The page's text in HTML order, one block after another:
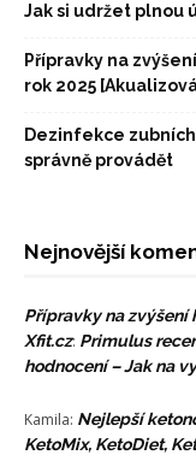
Jak si udržet plnou
Přípravky na
rok 2025
Dezinfekce
správně provádět
Nejnovější
Přípravky na zvýšení
Xfit.cz: Primulus
hodnocení – Jak na
Kamila: Nejlepší
KetoMix, KetoDiet,